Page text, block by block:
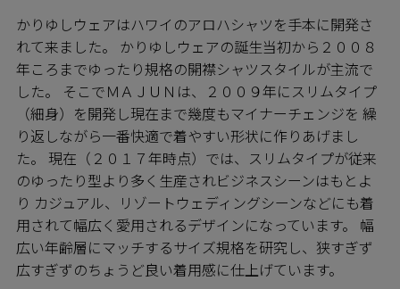
かりゆしウェアはハワイのアロハシャツを手本に開発さ
れて来ました。 かりゆしウェアの誕生当初から２００８
年ころまでゆったり規格の開襟シャツスタイルが主流で
した。 そこでＭＡＪＵＮは、２００９年にスリムタイプ
（細身）を開発し現在まで幾度もマイナーチェンジを 繰
り返しながら一番快適で着やすい形状に作りあげまし
た。 現在（２０１７年時点）では、スリムタイプが従来
のゆったり型より多く生産されビジネスシーンはもとよ
り カジュアル、リゾートウェディングシーンなどにも着
用されて幅広く愛用されるデザインになっています。 幅
広い年齢層にマッチするサイズ規格を研究し、狭すぎず
広すぎずのちょうど良い着用感に仕上げています。